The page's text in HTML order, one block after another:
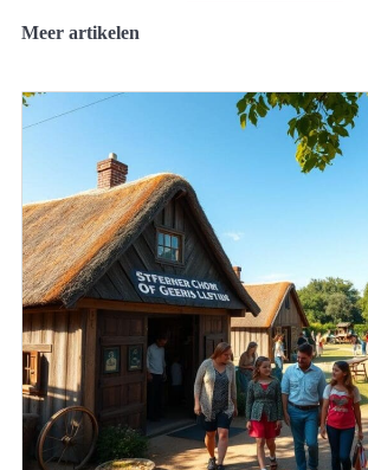
Meer artikelen